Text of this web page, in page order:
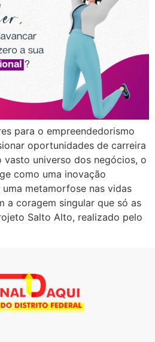
para o empreendedorismo
oportunidades de carreira
vasto universo dos negócios, o
como uma inovação
metamorfose nas vidas
coragem singular que só as
Salto Alto, realizado pelo